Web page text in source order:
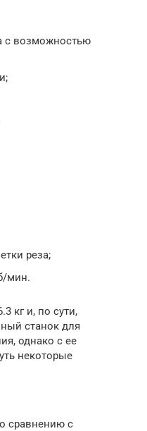
с возможностью
реза;
мин.
кг и, по сути,
станок для
однако с ее
некоторые
сравнению с